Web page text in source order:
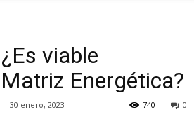
viable
Energética?
- 30 enero, 2023 0
740